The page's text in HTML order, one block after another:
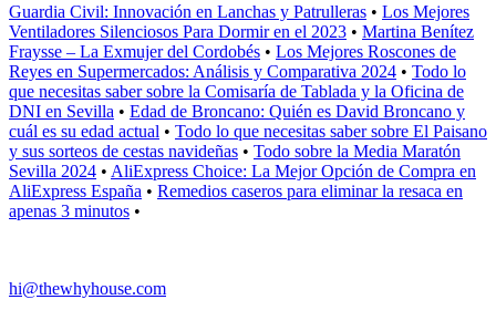
Guardia Civil: Innovación en Lanchas y Patrulleras • Los Mejores
Ventiladores Silenciosos Para Dormir en el 2023 • Martina Benítez
Fraysse – La Exmujer del Cordobés • Los Mejores Roscones de
Reyes en Supermercados: Análisis y Comparativa 2024 • Todo lo
que necesitas saber sobre la Comisaría de Tablada y la Oficina de
DNI en Sevilla • Edad de Broncano: Quién es David Broncano y
cuál es su edad actual • Todo lo que necesitas saber sobre El Paisano
y sus sorteos de cestas navideñas • Todo sobre la Media Maratón
Sevilla 2024 • AliExpress Choice: La Mejor Opción de Compra en
AliExpress España • Remedios caseros para eliminar la resaca en
apenas 3 minutos •
hi@thewhyhouse.com